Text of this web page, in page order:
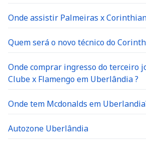
Onde assistir Palmeiras x
Quem será o novo técnico do
Onde comprar ingresso do terceiro
Clube x Flamengo em Uberlândia ?
Onde tem Mcdonalds em
Autozone Uberlândia